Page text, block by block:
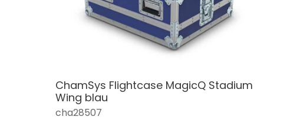
ChamSys Flightcase MagicQ Stadium
Wing blau
cha28507